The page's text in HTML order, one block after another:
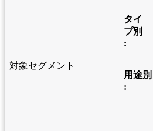
対象セグメント
タイ
プ別
:
用途別
: